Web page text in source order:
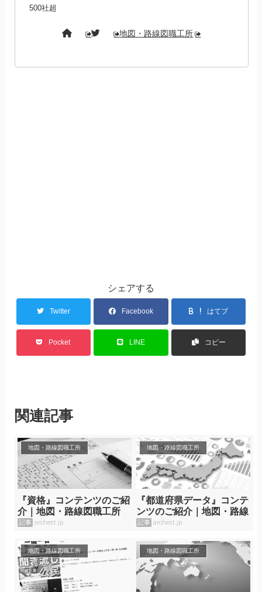
500社超
地図・路線図職工所
シェアする
Twitter Facebook はてブ
Pocket LINE コピー
関連記事
地図・路線図職工所
『資格』コンテンツのご紹
介｜地図・路線図職工所
記事 archest.jp
地図・路線図職工所
『都道府県データ』コンテ
ンツのご紹介｜地図・路線
図職工所
記事 archest.jp
地図・路線図職工所 地図・路線図職工所